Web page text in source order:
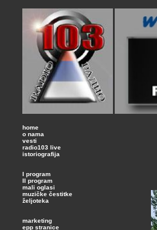
home
o nama
vesti
radio103 live
istoriografija
I program
II program
mali oglasi
muzičke čestitke
željoteka
marketing
epp stranice